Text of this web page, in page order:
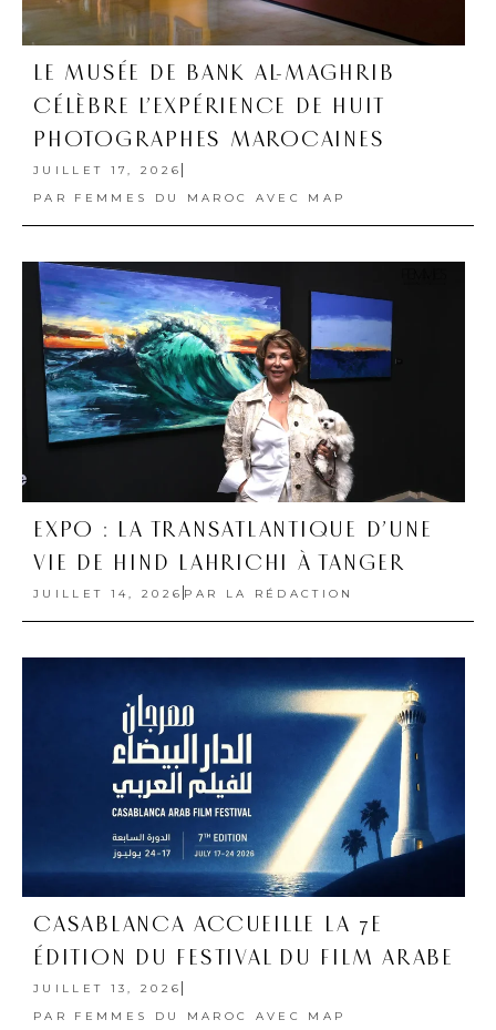
LE MUSÉE DE BANK AL-MAGHRIB
CÉLÈBRE L’EXPÉRIENCE DE HUIT
PHOTOGRAPHES MAROCAINES
JUILLET 17, 2026
PAR
FEMMES DU MAROC AVEC MAP
EXPO : LA TRANSATLANTIQUE D’UNE
VIE DE HIND LAHRICHI À TANGER
JUILLET 14, 2026 PAR LA RÉDACTION
CASABLANCA ACCUEILLE LA 7E
ÉDITION DU FESTIVAL DU FILM ARABE
JUILLET 13, 2026
PAR
FEMMES DU MAROC AVEC MAP